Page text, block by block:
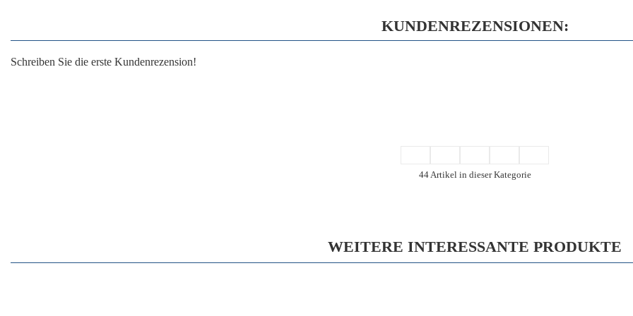
KUNDENREZENSIONEN:
Schreiben Sie die erste Kundenrezension!
44 Artikel in dieser Kategorie
WEITERE INTERESSANTE PRODUKTE